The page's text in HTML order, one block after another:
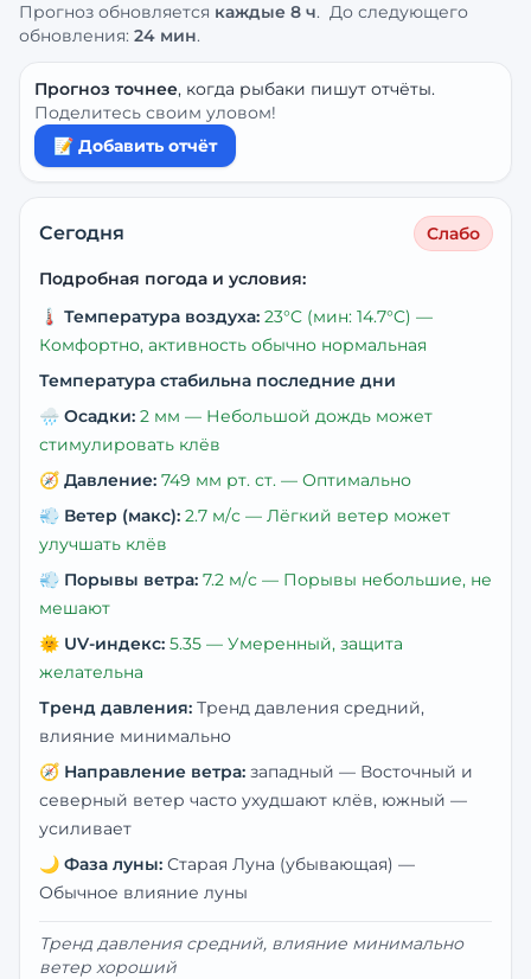
Прогноз обновляется каждые 8 ч. До следующего
обновления: 24 мин.
Прогноз точнее, когда рыбаки пишут отчёты.
Поделитесь своим уловом!
📝 Добавить отчёт
Сегодня Слабо
Подробная погода и условия:
🌡️ Температура воздуха: 23°C (мин: 14.7°C) —
Комфортно, активность обычно нормальная
Температура стабильна последние дни
🌧️ Осадки: 2 мм — Небольшой дождь может
стимулировать клёв
🧭 Давление: 749 мм рт. ст. — Оптимально
💨 Ветер (макс): 2.7 м/с — Лёгкий ветер может
улучшать клёв
💨 Порывы ветра: 7.2 м/с — Порывы небольшие, не
мешают
🌞 UV-индекс: 5.35 — Умеренный, защита
желательна
Тренд давления: Тренд давления средний,
влияние минимально
🧭 Направление ветра: западный — Восточный и
северный ветер часто ухудшают клёв, южный —
усиливает
🌙 Фаза луны: Старая Луна (убывающая) —
Обычное влияние луны
Тренд давления средний, влияние минимально
ветер хороший